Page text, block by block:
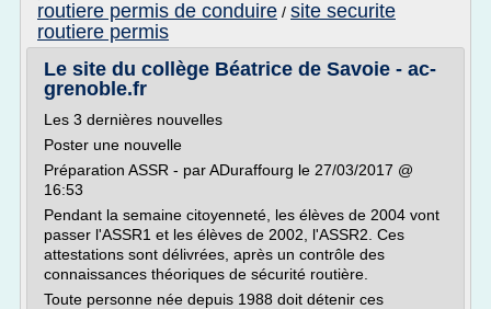
routiere permis de conduire / site securite
routiere permis
Le site du collège Béatrice de Savoie - ac-
grenoble.fr
Les 3 dernières nouvelles
Poster une nouvelle
Préparation ASSR - par ADuraffourg le 27/03/2017 @
16:53
Pendant la semaine citoyenneté, les élèves de 2004 vont
passer l'ASSR1 et les élèves de 2002, l'ASSR2. Ces
attestations sont délivrées, après un contrôle des
connaissances théoriques de sécurité routière.
Toute personne née depuis 1988 doit détenir ces